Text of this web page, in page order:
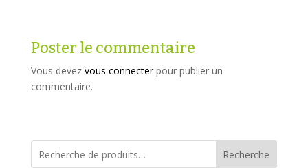
Poster le commentaire
Vous devez vous connecterpour publier un
commentaire.
Recherche